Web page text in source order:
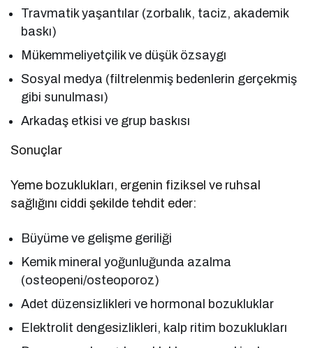
Travmatik yaşantılar (zorbalık, taciz, akademik
baskı)
Mükemmeliyetçilik ve düşük özsaygı
Sosyal medya (filtrelenmiş bedenlerin gerçekmiş
gibi sunulması)
Arkadaş etkisi ve grup baskısı
Sonuçlar
Yeme bozuklukları, ergenin fiziksel ve ruhsal
sağlığını ciddi şekilde tehdit eder:
Büyüme ve gelişme geriliği
Kemik mineral yoğunluğunda azalma
(osteopeni/osteoporoz)
Adet düzensizlikleri ve hormonal bozukluklar
Elektrolit dengesizlikleri, kalp ritim bozuklukları